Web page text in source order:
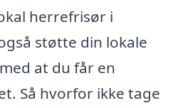
herrefrisør i
støtte din lokale
at du får en
Så hvorfor ikke tage